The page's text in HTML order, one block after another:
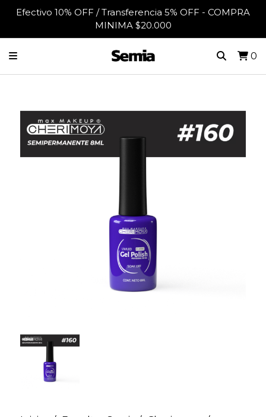
Efectivo 10% OFF / Transferencia 5% OFF - COMPRA
MINIMA $20.000
0